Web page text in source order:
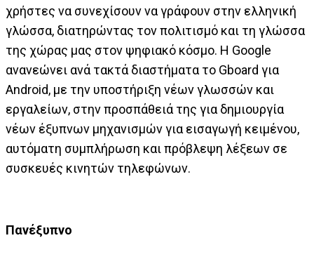
χρήστες να συνεχίσουν να γράφουν στην ελληνική
γλώσσα, διατηρώντας τον πολιτισμό και τη γλώσσα
της χώρας μας στον ψηφιακό κόσμο. Η Google
ανανεώνει ανά τακτά διαστήματα το Gboard για
Android, με την υποστήριξη νέων γλωσσών και
εργαλείων, στην προσπάθειά της για δημιουργία
νέων έξυπνων μηχανισμών για εισαγωγή κειμένου,
αυτόματη συμπλήρωση και πρόβλεψη λέξεων σε
συσκευές κινητών τηλεφώνων.
Πανέξυπνο